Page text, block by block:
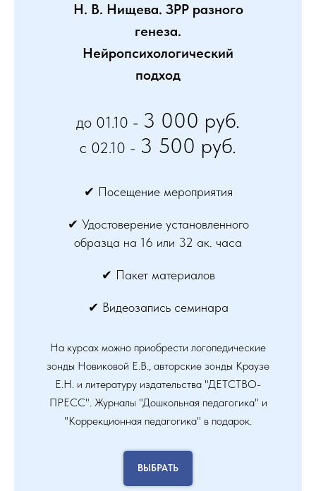
Н. В. Нищева. ЗРР разного
генеза.
Нейропсихологический
подход
до 01.10 - 3 000 руб.
c 02.10 - 3 500 руб.
✔ Посещение мероприятия
✔ Удостоверение установленного
образца на 16 или 32 ак. часа
✔ Пакет материалов
✔ Видеозапись семинара
На курсах можно приобрести логопедические
зонды Новиковой Е.В., авторские зонды Краузе
Е.Н. и литературу издательства "ДЕТСТВО-
ПРЕСС". Журналы "Дошкольная педагогика" и
"Коррекционная педагогика" в подарок.
ВЫБРАТЬ